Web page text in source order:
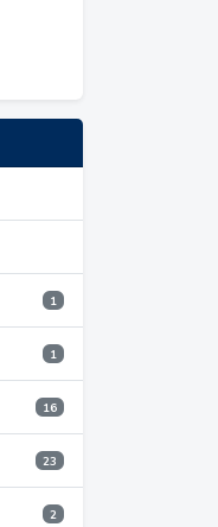
1
1
16
23
2